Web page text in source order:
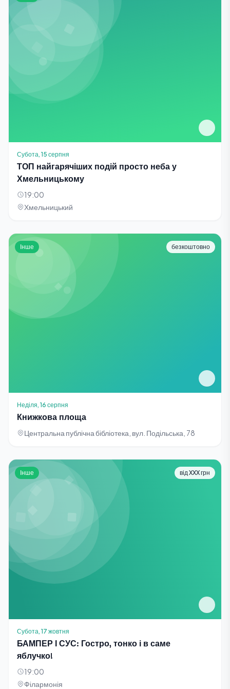
Субота, 15 серпня
ТОП найгарячіших подій просто неба у
Хмельницькому
19:00
Хмельницький
Інше безкоштовно
Неділя, 16 серпня
Книжкова площа
Центральна публічна бібліотека, вул. Подільська, 78
Інше від XXX грн
Субота, 17 жовтня
БАМПЕР І СУС: Гостро, тонко і в саме
яблучко!
19:00
Філармонія